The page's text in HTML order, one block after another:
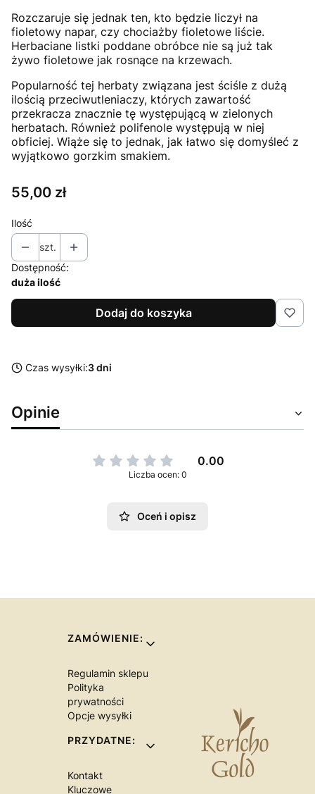
Rozczaruje się jednak ten, kto będzie liczył na
fioletowy napar, czy chociażby fioletowe liście.
Herbaciane listki poddane obróbce nie są już tak
żywo fioletowe jak rosnące na krzewach.
Popularność tej herbaty związana jest ściśle z dużą
ilością przeciwutleniaczy, których zawartość
przekracza znacznie tę występującą w zielonych
herbatach. Również polifenole występują w niej
obficiej. Wiąże się to jednak, jak łatwo się domyśleć z
wyjątkowo gorzkim smakiem.
Cena
55,00 zł
Ilość
szt.
Dostępność:
duża ilość
Dodaj do koszyka
Czas wysyłki:3 dni
Opinie
0.00
Liczba ocen: 0
Oceń i opisz
Linki w stopce
ZAMÓWIENIE:
Regulamin sklepu
Polityka
prywatności
Opcje wysyłki
PRZYDATNE:
Kontakt
Kluczowe